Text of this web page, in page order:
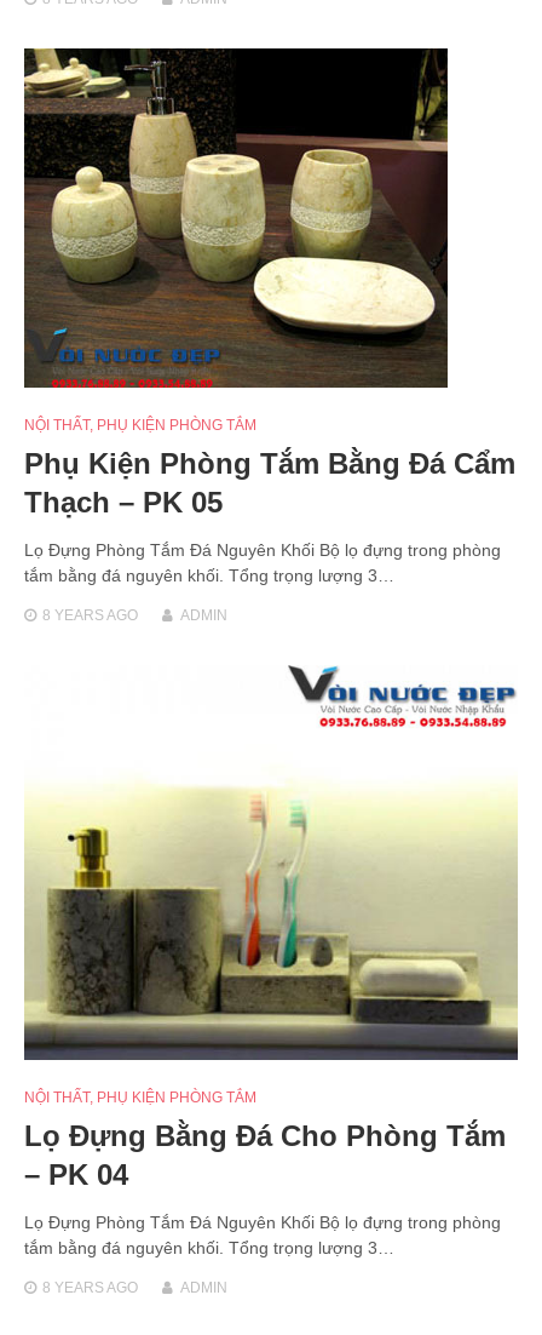
NỘI THẤT, PHỤ KIỆN PHÒNG TẮM
Phụ Kiện Phòng Tắm Bằng Đá Cẩm
Thạch – PK 05
Lọ Đựng Phòng Tắm Đá Nguyên Khối Bộ lọ đựng trong phòng
tắm bằng đá nguyên khối. Tổng trọng lượng 3…
8 YEARSAGO ADMIN
NỘI THẤT, PHỤ KIỆN PHÒNG TẮM
Lọ Đựng Bằng Đá Cho Phòng Tắm
– PK 04
Lọ Đựng Phòng Tắm Đá Nguyên Khối Bộ lọ đựng trong phòng
tắm bằng đá nguyên khối. Tổng trọng lượng 3…
8 YEARSAGO ADMIN